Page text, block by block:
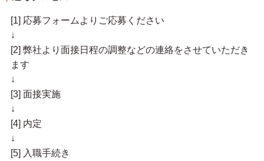
[1] 応募フォームよりご応募ください
↓
[2] 弊社より面接日程の調整などの連絡をさせていただき
ます
↓
[3] 面接実施
↓
[4] 内定
↓
[5] 入職手続き